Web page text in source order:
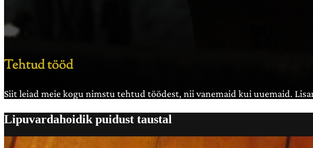
Tehtud tööd
Siit leiad meie kogu nimstu tehtud töödest, nii vanemaid kui uuemaid.
Lipuvardahoidik puidust taustal